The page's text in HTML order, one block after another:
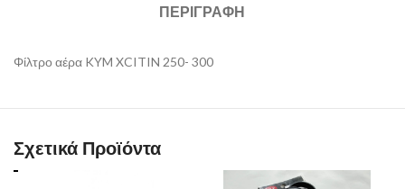
ΠΕΡΙΓΡΑΦΉ
Φίλτρο αέρα KYM XCITIN 250- 300
Σχετικά Προϊόντα